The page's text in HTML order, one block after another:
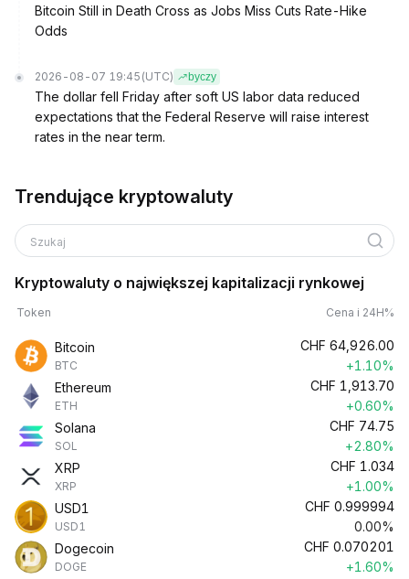
Bitcoin Still in Death Cross as Jobs Miss Cuts Rate-Hike
Odds
2026-08-07 19:45 (UTC) byczy
The dollar fell Friday after soft US labor data reduced
expectations that the Federal Reserve will raise interest
rates in the near term.
Trendujące kryptowaluty
Szukaj
Kryptowaluty o największej kapitalizacji rynkowej
Token Cena i 24H%
Bitcoin
BTC
CHF 64,926.00
+1.10%
Ethereum
ETH
CHF 1,913.70
+0.60%
Solana
SOL
CHF 74.75
+2.80%
XRP
XRP
CHF 1.034
+1.00%
USD1
USD1
CHF 0.999994
0.00%
Dogecoin
DOGE
CHF 0.070201
+1.60%